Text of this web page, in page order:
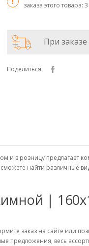
заказа этого товара: 3
При
Поделиться:
в розницу предлагает
найти различные
|
заказ на сайте или
предложения, весь